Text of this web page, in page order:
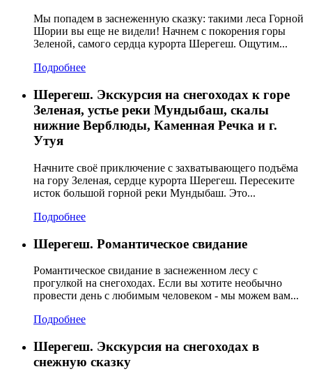
Мы попадем в заснеженную сказку: такими леса Горной
Шории вы еще не видели! Начнем с покорения горы
Зеленой, самого сердца курорта Шерегеш. Ощутим...
Подробнее
Шерегеш. Экскурсия на снегоходах к горе
Зеленая, устье реки Мундыбаш, скалы
нижние Верблюды, Каменная Речка и г.
Утуя
Начните своё приключение с захватывающего подъёма
на гору Зеленая, сердце курорта Шерегеш. Пересеките
исток большой горной реки Мундыбаш. Это...
Подробнее
Шерегеш. Романтическое свидание
Романтическое свидание в заснеженном лесу с
прогулкой на снегоходах. Если вы хотите необычно
провести день с любимым человеком - мы можем вам...
Подробнее
Шерегеш. Экскурсия на снегоходах в
снежную сказку